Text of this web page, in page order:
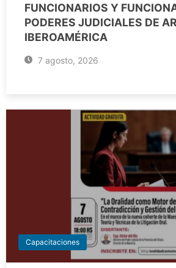
FUNCIONARIOS Y
PODERES JUDICIALES DE
IBEROAMÉRICA
7 agosto, 2026
Capacitaciones